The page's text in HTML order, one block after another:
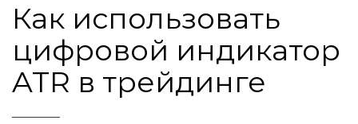
Как использовать
цифровой индикатор
ATR в трейдинге